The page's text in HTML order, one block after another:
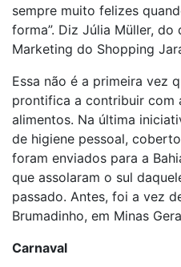
sempre muito felizes
forma”. Diz Júlia Müller,
Marketing do Shopping
Essa não é a primeira vez
prontifica a contribuir com
alimentos. Na última
de higiene pessoal,
foram enviados para a
que assolaram o sul
passado. Antes, foi a vez
Brumadinho, em Minas
Carnaval